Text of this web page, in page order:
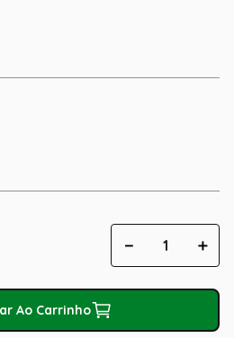
＋
－
Ao Carrinho